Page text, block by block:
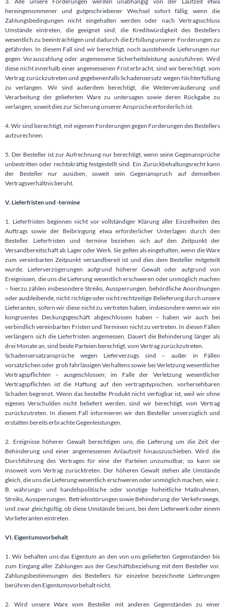
hereingenommener und gutgeschriebener Wechsel sofort fällig, wenn die
Zahlungsbedingungen nicht eingehalten werden oder nach Vertragsschluss
Umstände eintreten, die geeignet sind, die Kreditwürdigkeit des Bestellers
wesentlich zu beeinträchtigen und dadurch die Erfüllung unserer Forderungen zu
gefährden. In diesem Fall sind wir berechtigt, noch ausstehende Lieferungen nur
gegen Vorauszahlung oder angemessene Sicherheitsleistung auszuführen. Wird
diese nicht innerhalb einer angemessenen Frist erbracht, sind wir berechtigt, vom
Vertrag zurückzutreten und gegebenenfalls Schadensersatz wegen Nichterfüllung
zu verlangen. Wir sind außerdem berechtigt, die Weiterveräußerung und
Verarbeitung der gelieferten Ware zu untersagen sowie deren Rückgabe zu
verlangen, soweit dies zur Sicherung unserer Ansprüche erforderlich ist.
4. Wir sind berechtigt, mit eigenen Forderungen gegen Forderungen des Bestellers
aufzurechnen.
5. Der Besteller ist zur Aufrechnung nur berechtigt, wenn seine Gegenansprüche
unbestritten oder rechtskräftig festgestellt sind. Ein Zurückbehaltungsrecht kann
der Besteller nur ausüben, soweit sein Gegenanspruch auf demselben
Vertragsverhältnis beruht.
V. Lieferfristen und -termine
1. Lieferfristen beginnen nicht vor vollständiger Klärung aller Einzelheiten des
Auftrags sowie der Beibringung etwa erforderlicher Unterlagen durch den
Besteller. Lieferfristen und -termine beziehen sich auf den Zeitpunkt der
Versandbereitschaft ab Lager oder Werk. Sie gelten als eingehalten, wenn die Ware
zum vereinbarten Zeitpunkt versandbereit ist und dies dem Besteller mitgeteilt
wurde. Lieferverzögerungen aufgrund höherer Gewalt oder aufgrund von
Ereignissen, die uns die Lieferung wesentlich erschweren oder unmöglich machen
– hierzu zählen insbesondere Streiks, Aussperrungen, behördliche Anordnungen
oder ausbleibende, nicht richtige oder nicht rechtzeitige Belieferung durch unsere
Lieferanten, sofern wir diese nicht zu vertreten haben, insbesondere wenn wir ein
kongruentes Deckungsgeschäft abgeschlossen haben – haben wir auch bei
verbindlich vereinbarten Fristen und Terminen nicht zu vertreten. In diesen Fällen
verlängern sich die Lieferfristen angemessen. Dauert die Behinderung länger als
drei Monate an, sind beide Parteien berechtigt, vom Vertrag zurückzutreten.
Schadensersatzansprüche wegen Lieferverzugs sind – außer in Fällen
vorsätzlichen oder grob fahrlässigen Verhaltens sowie bei Verletzung wesentlicher
Vertragspflichten – ausgeschlossen; im Falle der Verletzung wesentlicher
Vertragspflichten ist die Haftung auf den vertragstypischen, vorhersehbaren
Schaden begrenzt. Wenn das bestellte Produkt nicht verfügbar ist, weil wir ohne
eigenes Verschulden nicht beliefert werden, sind wir berechtigt, vom Vertrag
zurückzutreten. In diesem Fall informieren wir den Besteller unverzüglich und
erstatten bereits erbrachte Gegenleistungen.
2. Ereignisse höherer Gewalt berechtigen uns, die Lieferung um die Zeit der
Behinderung und einer angemessenen Anlaufzeit hinauszuschieben. Wird die
Durchführung des Vertrages für eine der Parteien unzumutbar, so kann sie
insoweit vom Vertrag zurücktreten. Der höheren Gewalt stehen alle Umstände
gleich, die uns die Lieferung wesentlich erschweren oder unmöglich machen, wie z.
B. währungs- und handelspolitische oder sonstige hoheitliche Maßnahmen,
Streiks, Aussperrungen, Betriebsstörungen sowie Behinderung der Verkehrswege,
und zwar gleichgültig, ob diese Umstände bei uns, bei dem Lieferwerk oder einem
Vorlieferanten eintreten.
VI. Eigentumsvorbehalt
1. Wir behalten uns das Eigentum an den von uns gelieferten Gegenständen bis
zum Eingang aller Zahlungen aus der Geschäftsbeziehung mit dem Besteller vor.
Zahlungsbestimmungen des Bestellers für einzelne bezeichnete Lieferungen
berühren den Eigentumsvorbehalt nicht.
2. Wird unsere Ware vom Besteller mit anderen Gegenständen zu einer